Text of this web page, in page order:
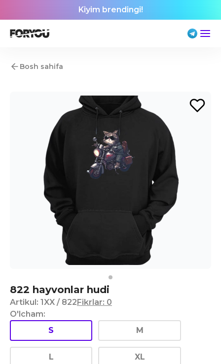
Kiyim brendingi!
Bosh sahifa
822 hayvonlar hudi
Artikul: 1XX / 822Fikrlar: 0
O'lcham:
S
M
L XL